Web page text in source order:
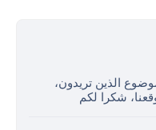
الذين تريدون،
شكرا لكم